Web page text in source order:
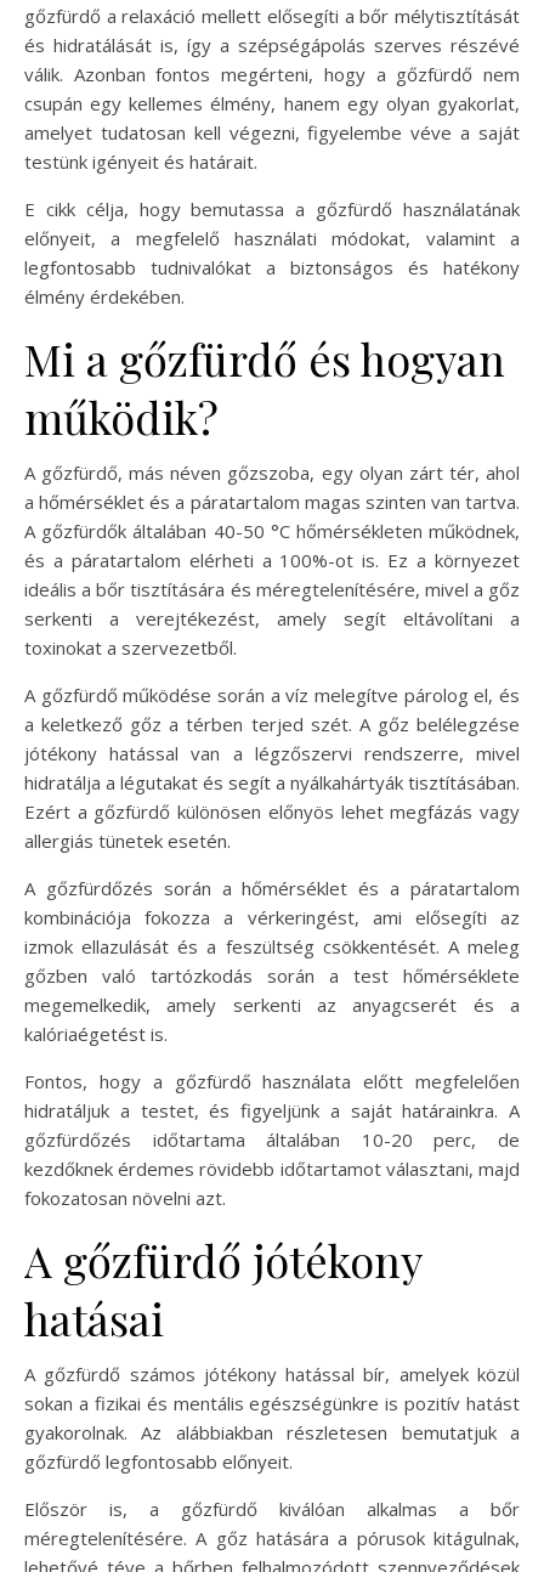
gőzfürdő a relaxáció mellett elősegíti a bőr mélytisztítását
és hidratálását is, így a szépségápolás szerves részévé
válik. Azonban fontos megérteni, hogy a gőzfürdő nem
csupán egy kellemes élmény, hanem egy olyan gyakorlat,
amelyet tudatosan kell végezni, figyelembe véve a saját
testünk igényeit és határait.
E cikk célja, hogy bemutassa a gőzfürdő használatának
előnyeit, a megfelelő használati módokat, valamint a
legfontosabb tudnivalókat a biztonságos és hatékony
élmény érdekében.
Mi a gőzfürdő és hogyan
működik?
A gőzfürdő, más néven gőzszoba, egy olyan zárt tér, ahol
a hőmérséklet és a páratartalom magas szinten van tartva.
A gőzfürdők általában 40-50 °C hőmérsékleten működnek,
és a páratartalom elérheti a 100%-ot is. Ez a környezet
ideális a bőr tisztítására és méregtelenítésére, mivel a gőz
serkenti a verejtékezést, amely segít eltávolítani a
toxinokat a szervezetből.
A gőzfürdő működése során a víz melegítve párolog el, és
a keletkező gőz a térben terjed szét. A gőz belélegzése
jótékony hatással van a légzőszervi rendszerre, mivel
hidratálja a légutakat és segít a nyálkahártyák tisztításában.
Ezért a gőzfürdő különösen előnyös lehet megfázás vagy
allergiás tünetek esetén.
A gőzfürdőzés során a hőmérséklet és a páratartalom
kombinációja fokozza a vérkeringést, ami elősegíti az
izmok ellazulását és a feszültség csökkentését. A meleg
gőzben való tartózkodás során a test hőmérséklete
megemelkedik, amely serkenti az anyagcserét és a
kalóriaégetést is.
Fontos, hogy a gőzfürdő használata előtt megfelelően
hidratáljuk a testet, és figyeljünk a saját határainkra. A
gőzfürdőzés időtartama általában 10-20 perc, de
kezdőknek érdemes rövidebb időtartamot választani, majd
fokozatosan növelni azt.
A gőzfürdő jótékony
hatásai
A gőzfürdő számos jótékony hatással bír, amelyek közül
sokan a fizikai és mentális egészségünkre is pozitív hatást
gyakorolnak. Az alábbiakban részletesen bemutatjuk a
gőzfürdő legfontosabb előnyeit.
Először is, a gőzfürdő kiválóan alkalmas a bőr
méregtelenítésére. A gőz hatására a pórusok kitágulnak,
lehetővé téve a bőrben felhalmozódott szennyeződések